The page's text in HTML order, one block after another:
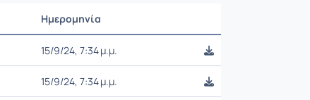
Ημερομηνία
15/9/24, 7:34 μ.μ.
15/9/24, 7:34 μ.μ.